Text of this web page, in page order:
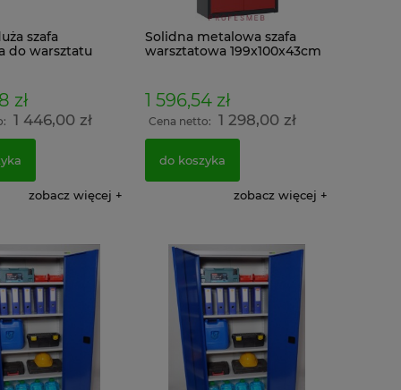
szafa
do warsztatu
zł
1 446,00 zł
zobacz więcej
Solidna metalowa szafa
warsztatowa 199x100x43cm
1 596,54 zł
Cena netto: 1 298,00 zł
do koszyka
zobacz więcej